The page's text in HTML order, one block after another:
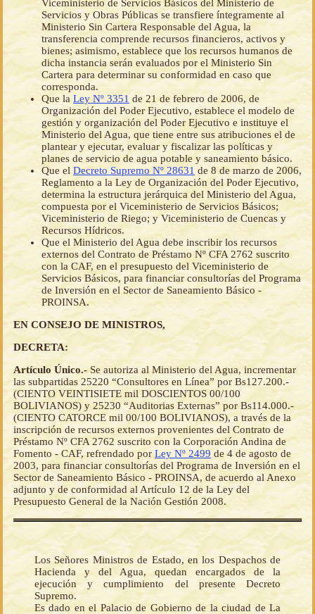
Viceministerio de Servicios Básicos del Ministerio de
Servicios y Obras Públicas se transfiere íntegramente al
Ministerio Sin Cartera Responsable del Agua, la
transferencia comprende recursos financieros, activos y
bienes; asimismo, establece que los recursos humanos de
dicha instancia serán evaluados por el Ministerio Sin
Cartera para determinar su conformidad en caso que
corresponda.
Que la Ley Nº 3351 de 21 de febrero de 2006, de
Organización del Poder Ejecutivo, establece el modelo de
gestión y organización del Poder Ejecutivo e instituye el
Ministerio del Agua, que tiene entre sus atribuciones el de
plantear y ejecutar, evaluar y fiscalizar las políticas y
planes de servicio de agua potable y saneamiento básico.
Que el Decreto Supremo Nº 28631 de 8 de marzo de 2006,
Reglamento a la Ley de Organización del Poder Ejecutivo,
determina la estructura jerárquica del Ministerio del Agua,
compuesta por el Viceministerio de Servicios Básicos;
Viceministerio de Riego; y Viceministerio de Cuencas y
Recursos Hídricos.
Que el Ministerio del Agua debe inscribir los recursos
externos del Contrato de Préstamo Nº CFA 2762 suscrito
con la CAF, en el presupuesto del Viceministerio de
Servicios Básicos, para financiar consultorías del Programa
de Inversión en el Sector de Saneamiento Básico -
PROINSA.
EN CONSEJO DE MINISTROS,
DECRETA:
Artículo Único.- Se autoriza al Ministerio del Agua, incrementar
las subpartidas 25220 “Consultores en Línea” por Bs127.200.-
(CIENTO VEINTISIETE mil DOSCIENTOS 00/100
BOLIVIANOS) y 25230 “Auditorias Externas” por Bs114.000.-
(CIENTO CATORCE mil 00/100 BOLIVIANOS), a través de la
inscripción de recursos externos provenientes del Contrato de
Préstamo Nº CFA 2762 suscrito con la Corporación Andina de
Fomento - CAF, refrendado porLey Nº 2499 de 4 de agosto de
2003, para financiar consultorías del Programa de Inversión en el
Sector de Saneamiento Básico - PROINSA, de acuerdo al Anexo
adjunto y de conformidad al Artículo 12 de la Ley del
Presupuesto General de la Nación Gestión 2008.
Los Señores Ministros de Estado, en los Despachos de
Hacienda y del Agua, quedan encargados de la
ejecución y cumplimiento del presente Decreto
Supremo.
Es dado en el Palacio de Gobierno de la ciudad de La